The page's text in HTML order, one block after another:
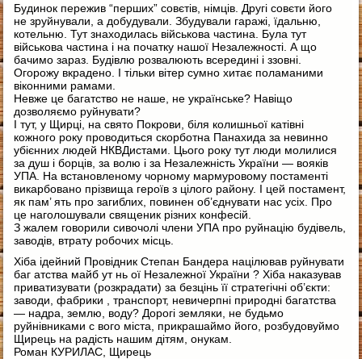
Будинок пережив “перших” совєтів, німців. Другі совєти його
не зруйнували, а добудували. Збудували гаражі, їдальню,
котельню. Тут знаходилась військова частина. Була тут
військова частина і на початку нашої Незалежності. А що
бачимо зараз. Будівлю розвалюють всередині і ззовні.
Огорожу вкрадено. І тільки вітер сумно хитає поламаними
віконними рамами.
Невже це багатство не наше, не українське? Навіщо
дозволяємо руйнувати?
І тут, у Щирці, на свято Покрови, біля колишньої катівні
кожного року проводиться скорботна Панахида за невинно
убієнних людей НКВДистами. Цього року тут люди молилися
за душ і борців, за волю і за Незалежність України — вояків
УПА. На встановленому чорному мармуровому постаменті
викарбовано прізвища героїв з цілого району. І цей постамент,
як пам’ ять про загиблих, повинен об’єднувати нас усіх. Про
це наголошували священик різних конфесій.
З жалем говорили сивочолі члени УПА про руйнацію будівель,
заводів, втрату робочих місць.
Хіба ідейний Провідник Степан Бандера націлював руйнувати
баг атства майб ут нь ої Незалежної України ? Хіба наказував
приватизувати (розкрадати) за безцінь її стратегічні об’єкти:
заводи, фабрики , транспорт, невичерпні природні багатства
— надра, землю, воду? Дорогі земляки, не будьмо
руйнівниками с вого міста, прикрашаймо його, розбудовуймо
Щирець на радість нашим дітям, онукам.
Роман КУРИЛАС, Щирець